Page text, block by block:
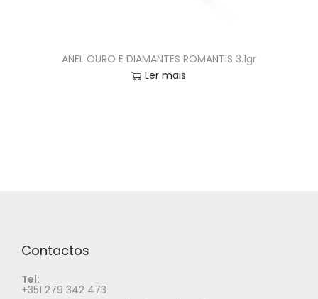
ANEL OURO E DIAMANTES ROMANTIS 3.1gr
Ler mais
Contactos
Tel:
+351 279 342 473